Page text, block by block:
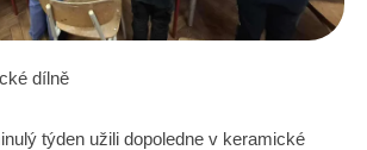
dílně
týden užili dopoledne v keramické